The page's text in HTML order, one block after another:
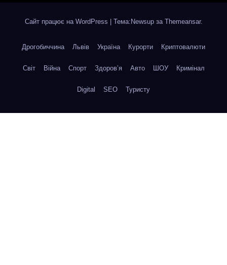
Сайт працює на WordPress Тема:Newsup за Themeansar.
Дрогобиччина Львів Україна Курорти Криптовалюти
Світ Війна Спорт Здоров’я Авто ШОУ Кримінал
Digital SEO Туристу